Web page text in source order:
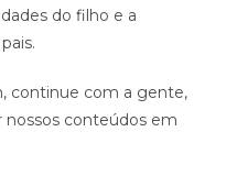
do filho e a
continue com a gente,
nossos conteúdos em